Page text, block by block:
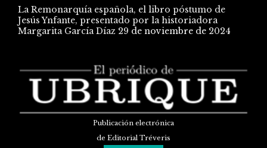
La Remonarquía española, el libro póstumo de
Jesús Ynfante, presentado por la historiadora
Margarita García Díaz 29 de noviembre de 2024
Publicación electrónica
de Editorial Tréveris